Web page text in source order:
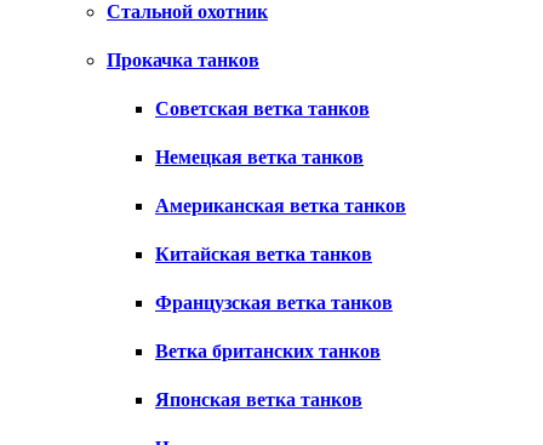
Стальной охотник
Прокачка танков
Советская ветка танков
Немецкая ветка танков
Американская ветка танков
Китайская ветка танков
Французская ветка танков
Ветка британских танков
Японская ветка танков